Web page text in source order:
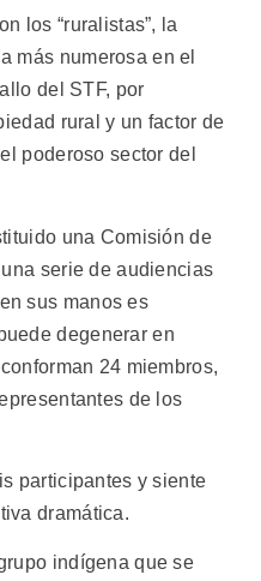
los “ruralistas”, la
más numerosa en el
del STF, por
rural y un factor de
poderoso sector del
una Comisión de
serie de audiencias
sus manos es
degenerar en
24 miembros,
de los
participantes y siente
dramática.
indígena que se